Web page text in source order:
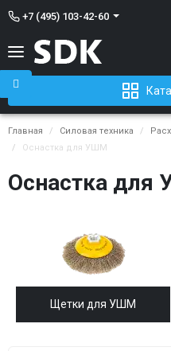
+7 (495) 103-42-60
Главная Силовая техника
Оснастка для УШМ
Оснастка
Щетки для УШМ